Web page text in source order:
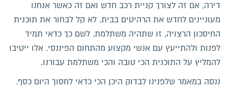
דירה, אם זה לצורך קניית רכב חדש ואם זה כאשר אנחנו
מעוניינים לחדש את הרהיטים בבית. לא קל לבחור את תוכנית
החיסכון הרצויה, זו שתהיה משתלמת. לשם כך כדאי תמיד
לפנות ולהתייעץ עם אנשי מקצוע מהתחום הפיננסי. אלו ייטיבו
להמליץ על התוכנית הכי טובה והכי משתלמת עבורנו.
ננסה במאמר שלפנינו לבדוק היכן הכי כדאי לחסוך היום כסף.